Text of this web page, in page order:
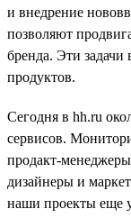
и внедрение
позволяют
бренда. Эти
продуктов.
Сегодня в hh.ru
сервисов.
продакт-
дизайнеры и
наши проекты еще